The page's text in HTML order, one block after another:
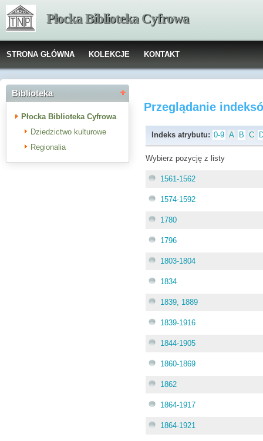
Płocka Biblioteka Cyfrowa
STRONA GŁÓWNA KOLEKCJE KONTAKT
Biblioteka
Płocka Biblioteka Cyfrowa
Dziedzictwo kulturowe
Regionalia
Przeglądanie
Indeks atrybutu: 0-9 A B C
Wybierz pozycję z listy
1561-1562
1574-1592
1780
1796
1803-1804
1834
1839, 1889
1839-1916
1844-1905
1860-1869
1862
1864-1917
1864-1921